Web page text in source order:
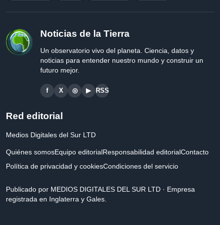
Noticias de la Tierra
Un observatorio vivo del planeta. Ciencia, datos y
noticias para entender nuestro mundo y construir un
futuro mejor.
f X ◎ ▶ RSS
Red editorial
Medios Digitales del Sur LTD
Quiénes somosEquipo editorialResponsabilidad editorialContacto
Política de privacidad y cookiesCondiciones del servicio
Publicado por MEDIOS DIGITALES DEL SUR LTD · Empresa
registrada en Inglaterra y Gales.